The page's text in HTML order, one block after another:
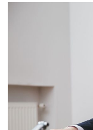
переориентации
система
на восточном и
удивительного.
ее «на вырост»
реализуются
коридор «Север
подписан
Ираном и